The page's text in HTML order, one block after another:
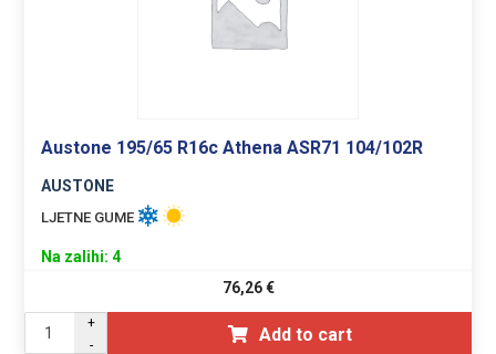
Austone 195/65 R16c Athena ASR71 104/102R
AUSTONE
LJETNE GUME
Na zalihi: 4
76,26€
+
-
Add to cart